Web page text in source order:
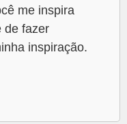
me inspira
de fazer
inspiração.